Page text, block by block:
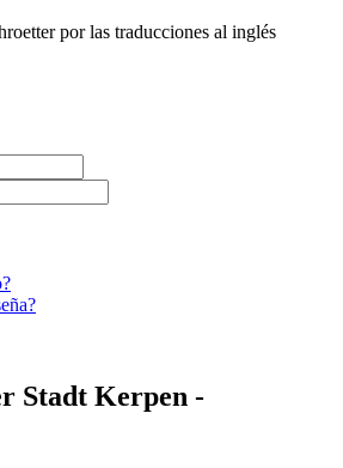
por las traducciones al inglés
Stadt Kerpen -